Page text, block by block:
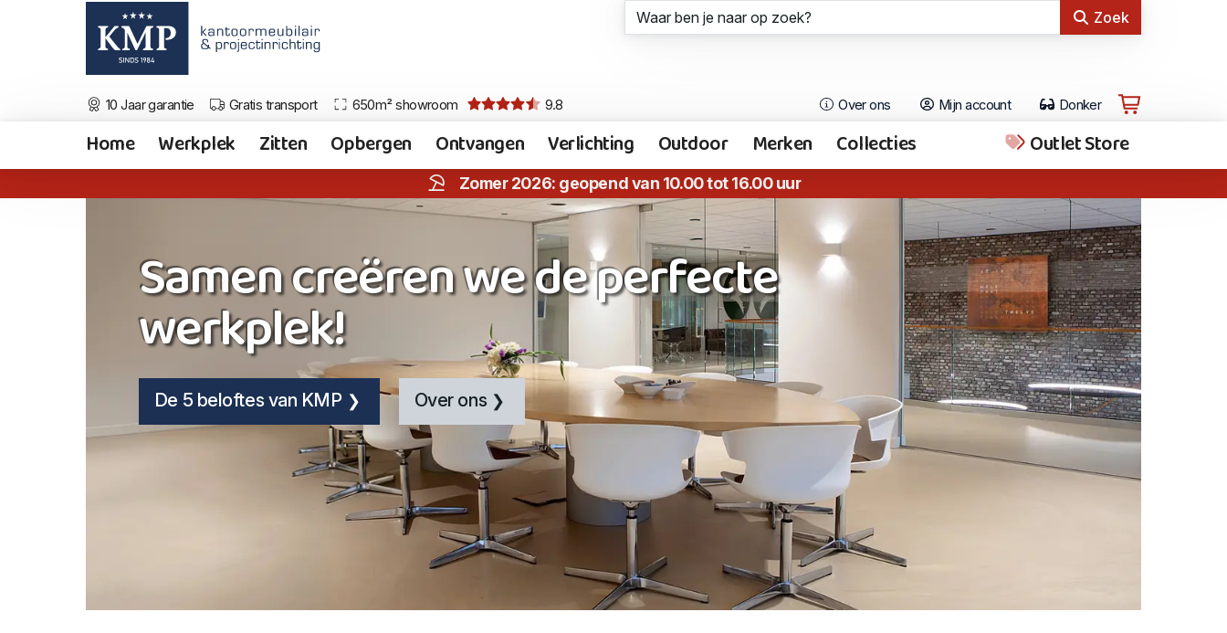
Zoek
10 Jaar garantie Gratis transport 650m² showroom 9.8 Over ons Mijn account Donker
Home Werkplek Zitten Opbergen Ontvangen Verlichting Outdoor Merken Collecties Outlet Store
Zomer 2026: geopend van 10.00 tot 16.00 uur
Samen creëren we de perfecte
werkplek!
De 5 beloftes van KMP
De 5 beloftes van KMP Over ons